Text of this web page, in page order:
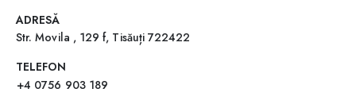
ADRESĂ
Str. Movila , 129 f, Tisăuți 722422
TELEFON
+4 0756 903 189